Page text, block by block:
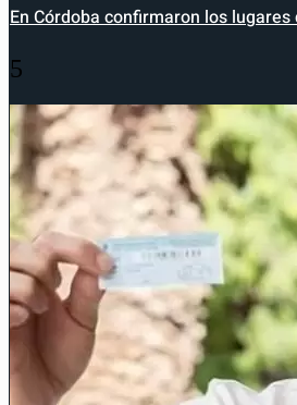
En Córdoba confirmaron los
5